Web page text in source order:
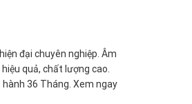
đại chuyên nghiệp. Âm
quả, chất lượng cao.
36 Tháng. Xem ngay